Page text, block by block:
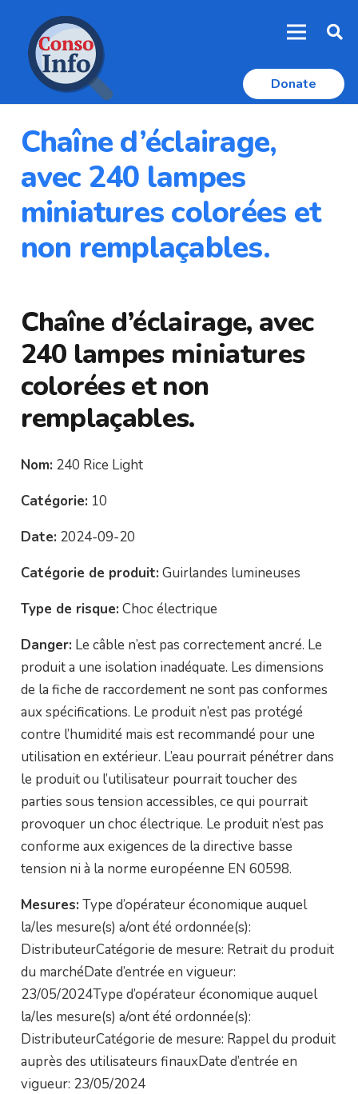
Donate
Chaîne d’éclairage,
avec 240 lampes
miniatures colorées et
non remplaçables.
Chaîne d’éclairage, avec
240 lampes miniatures
colorées et non
remplaçables.
Nom: 240 Rice Light
Catégorie: 10
Date: 2024-09-20
Catégorie de produit: Guirlandes lumineuses
Type de risque: Choc électrique
Danger: Le câble n’est pas correctement ancré. Le
produit a une isolation inadéquate. Les dimensions
de la fiche de raccordement ne sont pas conformes
aux spécifications. Le produit n’est pas protégé
contre l’humidité mais est recommandé pour une
utilisation en extérieur. L’eau pourrait pénétrer dans
le produit ou l’utilisateur pourrait toucher des
parties sous tension accessibles, ce qui pourrait
provoquer un choc électrique. Le produit n’est pas
conforme aux exigences de la directive basse
tension ni à la norme européenne EN 60598.
Mesures: Type d’opérateur économique auquel
la/les mesure(s) a/ont été ordonnée(s):
DistributeurCatégorie de mesure: Retrait du produit
du marchéDate d’entrée en vigueur:
23/05/2024Type d’opérateur économique auquel
la/les mesure(s) a/ont été ordonnée(s):
DistributeurCatégorie de mesure: Rappel du produit
auprès des utilisateurs finauxDate d’entrée en
vigueur: 23/05/2024